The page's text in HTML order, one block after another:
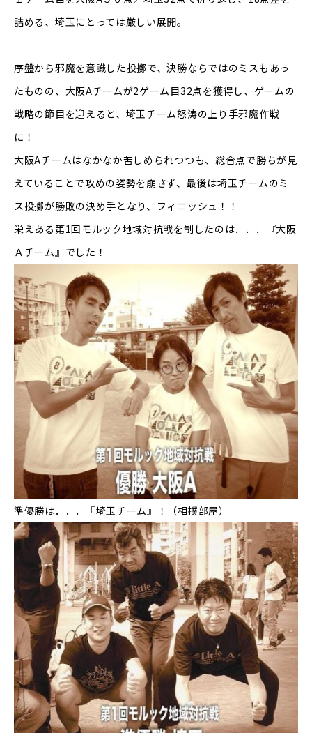
詰める、埼玉にとっては厳しい展開。
序盤から邪魔を意識した投擲で、決勝ならではのミスもあっ
たものの、大阪Aチームが2ゲーム目32点を獲得し、ゲームの
戦略の節目を迎えると、埼玉チーム怒涛の上り手邪魔作戦
に！
大阪Aチームはなかなか苦しめられつつも、総合点で勝ちが見
えていることで攻めの姿勢を崩さず、最後は埼玉チームのミ
ス投擲が勝敗の決め手となり、フィニッシュ！！
栄えある第1回モルック地域対抗戦を制したのは．．．『大阪
Ａチーム』でした！
準優勝は．．．『埼玉チーム』！（相撲部屋）